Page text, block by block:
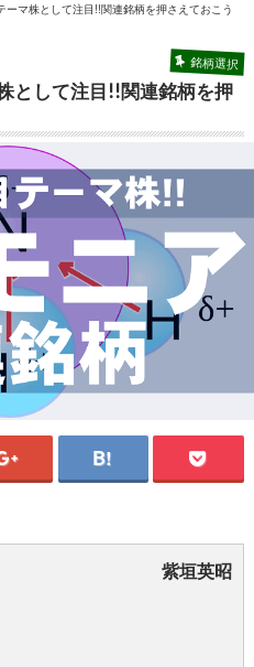
ーマ株として注目!!関連銘柄を押さえておこう
銘柄選択
として注目!!関連銘柄を押
紫垣英昭